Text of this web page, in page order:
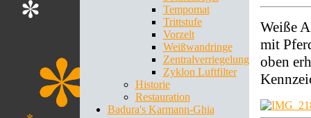
Tempomat
Trittstufe
Vorzelt
Weißwandringe
Zentralverriegelung
Zyklon Luftfilter
Historie
Restauration
Badura's Karmann-Ghia
Weiße
mit
oben